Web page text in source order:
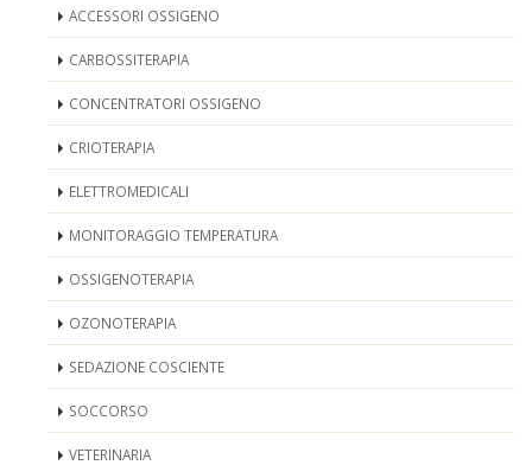
ACCESSORI OSSIGENO
CARBOSSITERAPIA
CONCENTRATORI OSSIGENO
CRIOTERAPIA
ELETTROMEDICALI
MONITORAGGIO TEMPERATURA
OSSIGENOTERAPIA
OZONOTERAPIA
SEDAZIONE COSCIENTE
SOCCORSO
VETERINARIA